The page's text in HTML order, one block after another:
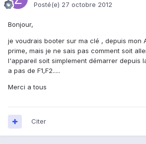
Posté(e) 27 octobre 2012
Bonjour,
je voudrais booter sur ma clé , depuis mon
prime, mais je ne sais pas comment soit
l'appareil soit simplement démarrer depuis
a pas de F1,F2.....
Merci a tous
Citer